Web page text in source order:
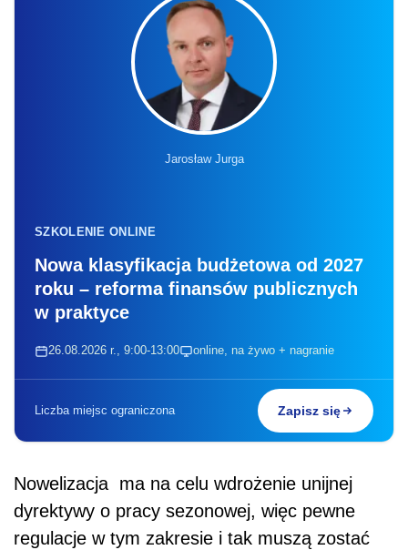
Jarosław Jurga
SZKOLENIE ONLINE
Nowa klasyfikacja budżetowa od 2027
roku – reforma finansów publicznych
w praktyce
26.08.2026 r., 9:00-13:00 online, na żywo + nagranie
Liczba miejsc ograniczona Zapisz się
Nowelizacja ma na celu wdrożenie unijnej
dyrektywy o pracy sezonowej, więc pewne
regulacje w tym zakresie i tak muszą zostać